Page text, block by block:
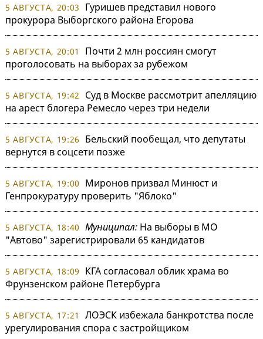
5 АВГУСТА, 20:03
Гуришев представил нового
прокурора Выборгского района Егорова
5 АВГУСТА, 20:01
Почти 2 млн россиян смогут
проголосовать на выборах за рубежом
5 АВГУСТА, 19:42
Суд в Москве рассмотрит апелляцию
на арест блогера Ремесло через три недели
5 АВГУСТА, 19:26
Бельский пообещал, что депутаты
вернутся в соцсети позже
5 АВГУСТА, 19:00
Миронов призвал Минюст и
Генпрокуратуру проверить "Яблоко"
5 АВГУСТА, 18:40 Муниципал: На выборы в МО
"Автово" зарегистрировали 65 кандидатов
5 АВГУСТА, 18:09
КГА согласовал облик храма во
Фрунзенском районе Петербурга
5 АВГУСТА, 17:21
ЛОЭСК избежала банкротства после
урегулирования спора с застройщиком